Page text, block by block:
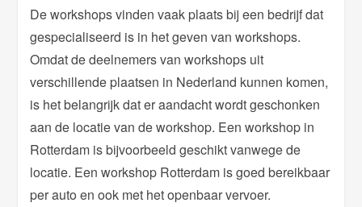
De workshops vinden vaak plaats bij een bedrijf dat
gespecialiseerd is in het geven van workshops.
Omdat de deelnemers van workshops uit
verschillende plaatsen in Nederland kunnen komen,
is het belangrijk dat er aandacht wordt geschonken
aan de locatie van de workshop. Een workshop in
Rotterdam is bijvoorbeeld geschikt vanwege de
locatie. Een workshop Rotterdam is goed bereikbaar
per auto en ook met het openbaar vervoer.